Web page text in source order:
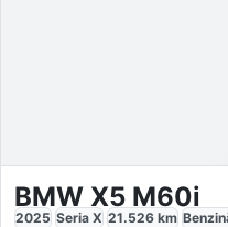
BMW X5 M60i
2025 Seria X 21.526 km